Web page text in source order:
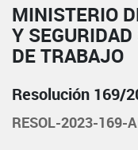
MINISTERIO
Y
DE TRABAJO
Resolución 169/
RESOL-2023-169-